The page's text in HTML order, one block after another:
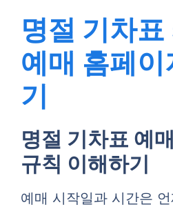
명절 기차표
예매 홈페
기
명절 기차표 예
규칙 이해하기
예매 시작일과 시간은